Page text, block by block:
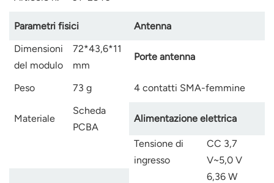
Parametri fisici
Antenna
Dimensioni
del modulo
72*43,6*11
mm
Porte antenna
Peso 73 g 4 contatti SMA-femmine
Materiale
Scheda
PCBA
Alimentazione elettrica
Tensione di
ingresso
CC 3,7
V~5,0 V
6,36 W